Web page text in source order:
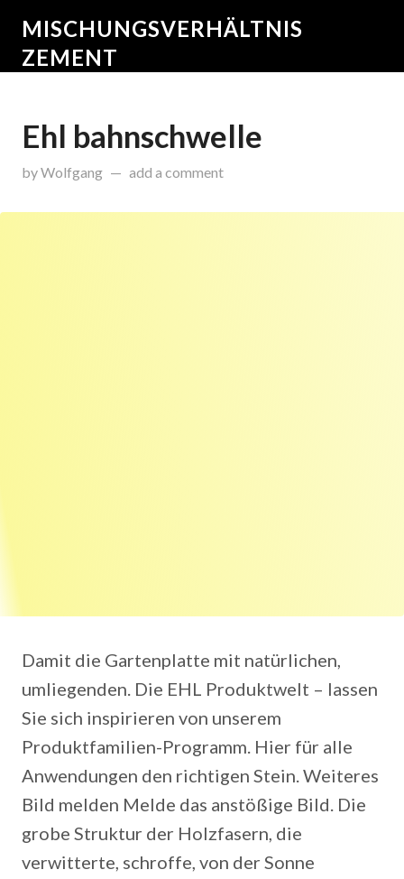
MISCHUNGSVERHÄLTNIS
ZEMENT
Ehl bahnschwelle
byWolfgang onOktober 19, 2015
add a comment
Damit die Gartenplatte mit natürlichen,
umliegenden. Die EHL Produktwelt – lassen
Sie sich inspirieren von unserem
Produktfamilien-Programm. Hier für alle
Anwendungen den richtigen Stein. Weiteres
Bild melden Melde das anstößige Bild. Die
grobe Struktur der Holzfasern, die
verwitterte, schroffe, von der Sonne